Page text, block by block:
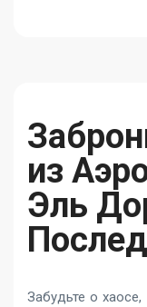
из
Эль
Забудьте о